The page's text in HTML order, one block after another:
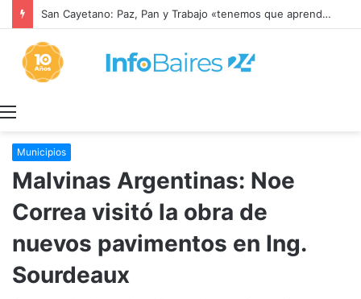
San Cayetano: Paz, Pan y Trabajo «tenemos que aprender a dialogar y a tratarnos bien» Mons. García Cuerva
Municipios
Malvinas Argentinas: Noe
Correa visitó la obra de
nuevos pavimentos en Ing.
Sourdeaux